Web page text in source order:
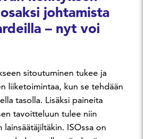
johtamista
– nyt voi
sitoutuminen tukee ja
liiketoimintaa, kun se tehdään
tasolla. Lisäksi paineita
tavoitteluun tulee niin
ISOssa on